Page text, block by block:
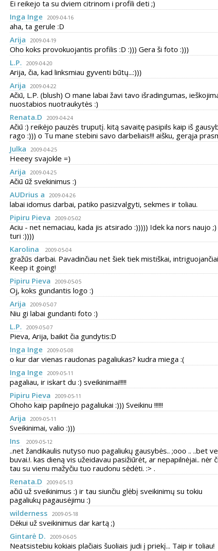
Ei reikejo ta su dviem citrinom i profili deti ;)
Inga Inge
2009-04-16
aha, ta gerule :D
Arija
2009-04-19
Oho koks provokuojantis profilis :D :))) Gera ši foto :)))
L.P.
2009-04-20
Arija, čia, kad linksmiau gyventi būtų...:)))
Arija
2009-04-22
Ačiū, L.P. (blush) O mane labai žavi tavo išradingumas,
nuostabios nuotraukytės :)
Renata.D
2009-04-24
Ačiū :) reikėjo pauzės truputį. kitą savaitę pasipils kaip iš
rago :))) o Tu mane stebini savo darbeliais!!! aišku, gerąja
Julka
2009-04-25
Heeey svajokle =)
Arija
2009-04-25
Ačiū ūž svekinimus :)
AUDrius a
2009-04-26
labai idomus darbai, patiko pasizvalgyti, sekmes ir toliau.
Pipiru Pieva
2009-05-02
Aciu - net nemaciau, kada jis atsirado :))))) Idek ka nors naujo ;)
turi :))))
Karolina
2009-05-04
gražūs darbai. Pavadinčiau net šiek tiek mistiškai,
Keep it going!
Pipiru Pieva
2009-05-05
Oj, koks gundantis logo :)
Arija
2009-05-07
Niu gi labai gundanti foto :)
L.P.
2009-05-07
Pieva, Arija, baikit čia gundytis:D
Inga Inge
2009-05-08
o kur dar vienas raudonas pagaliukas? kudra miega :(
Inga Inge
2009-05-11
pagaliau, ir iskart du :) sveikinimai!!!!!
Pipiru Pieva
2009-05-11
Ohoho kaip papilnejo pagaliukai :))) Sveikinu !!!!!!
Arija
2009-05-11
Sveikinimai, valio :)))
Ins
2009-05-12
..net žandikaulis nutyso nuo pagaliukų gausybės.. ;ooo .. ..bet
buvai.!. kas dieną vis užeidavau pasižiūrėt, ar nepapilnėjai.. nėr
tau su vienu mažyčiu tuo raudonu sėdėti. :> .
Renata.D
2009-05-13
ačiū už sveikinimus :) ir tau siunčiu glėbį sveikinimų su tokiu
pagaliukų pagausėjimu :)
wilderness
2009-05-18
Dėkui už sveikinimus dar kartą ;)
Gintarė D.
2009-06-05
Neatsistebiu kokiais plačiais šuoliais judi į priekį... Taip ir toliau!